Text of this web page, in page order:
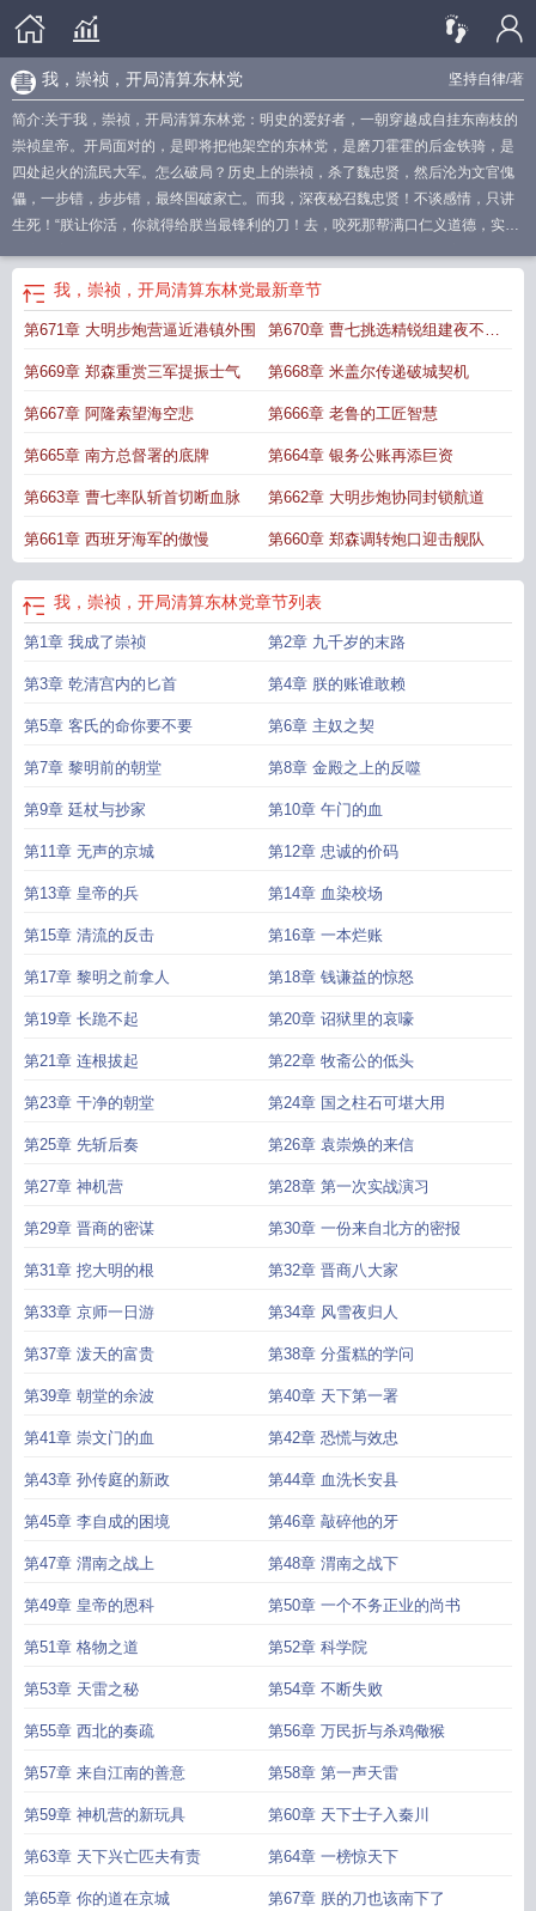
坚持自律/著
我，崇祯，开局清算东林党
简介:关于我，崇祯，开局清算东林党：明史的爱好者，一朝穿越成自挂东南枝的
崇祯皇帝。开局面对的，是即将把他架空的东林党，是磨刀霍霍的后金铁骑，是
四处起火的流民大军。怎么破局？历史上的崇祯，杀了魏忠贤，然后沦为文官傀
儡，一步错，步步错，最终国破家亡。而我，深夜秘召魏忠贤！不谈感情，只讲
生死！“朕让你活，你就得给朕当最锋利的刀！去，咬死那帮满口仁义道德，实则
诚的恶犬。抄家！杀人！练新军！开海禁！攀科技！当东林的头颅滚滚落地，当
晋商的财富充盈国库，当大明的舰队纵横四海，当燧枪的硝烟笼罩世界……朕才
现，这龙椅，坐起来原来这么舒服！朕，崇祯，不求流芳百世，只求在我的时
算东林党的 朕开局抄了东林党我崇祯开局清算东林党 在线我崇祯开局清算东
林党最新章节列表崇祯开局血洗东林党开局清算东林党在线免费阅读
我，崇祯，开局清算东林党最新章节
第671章 大明步炮营逼近港镇外围 第670章 曹七挑选精锐组建夜不收
骑探
第669章 郑森重赏三军提振士气 第668章 米盖尔传递破城契机
第667章 阿隆索望海空悲 第666章 老鲁的工匠智慧
第665章 南方总督署的底牌 第664章 银务公账再添巨资
第663章 曹七率队斩首切断血脉 第662章 大明步炮协同封锁航道
第661章 西班牙海军的傲慢 第660章 郑森调转炮口迎击舰队
我，崇祯，开局清算东林党章节列表
第1章 我成了崇祯 第2章 九千岁的末路
第3章 乾清宫内的匕首 第4章 朕的账谁敢赖
第5章 客氏的命你要不要 第6章 主奴之契
第7章 黎明前的朝堂 第8章 金殿之上的反噬
第9章 廷杖与抄家 第10章 午门的血
第11章 无声的京城 第12章 忠诚的价码
第13章 皇帝的兵 第14章 血染校场
第15章 清流的反击 第16章 一本烂账
第17章 黎明之前拿人 第18章 钱谦益的惊怒
第19章 长跪不起 第20章 诏狱里的哀嚎
第21章 连根拔起 第22章 牧斋公的低头
第23章 干净的朝堂 第24章 国之柱石可堪大用
第25章 先斩后奏 第26章 袁崇焕的来信
第27章 神机营 第28章 第一次实战演习
第29章 晋商的密谋 第30章 一份来自北方的密报
第31章 挖大明的根 第32章 晋商八大家
第33章 京师一日游 第34章 风雪夜归人
第37章 泼天的富贵 第38章 分蛋糕的学问
第39章 朝堂的余波 第40章 天下第一署
第41章 崇文门的血 第42章 恐慌与效忠
第43章 孙传庭的新政 第44章 血洗长安县
第45章 李自成的困境 第46章 敲碎他的牙
第47章 渭南之战上 第48章 渭南之战下
第49章 皇帝的恩科 第50章 一个不务正业的尚书
第51章 格物之道 第52章 科学院
第53章 天雷之秘 第54章 不断失败
第55章 西北的奏疏 第56章 万民折与杀鸡儆猴
第57章 来自江南的善意 第58章 第一声天雷
第59章 神机营的新玩具 第60章 天下士子入秦川
第63章 天下兴亡匹夫有责 第64章 一榜惊天下
第65章 你的道在京城 第67章 朕的刀也该南下了